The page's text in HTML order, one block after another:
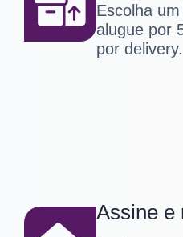
Escolha
alugue por
por delivery.
Assine e